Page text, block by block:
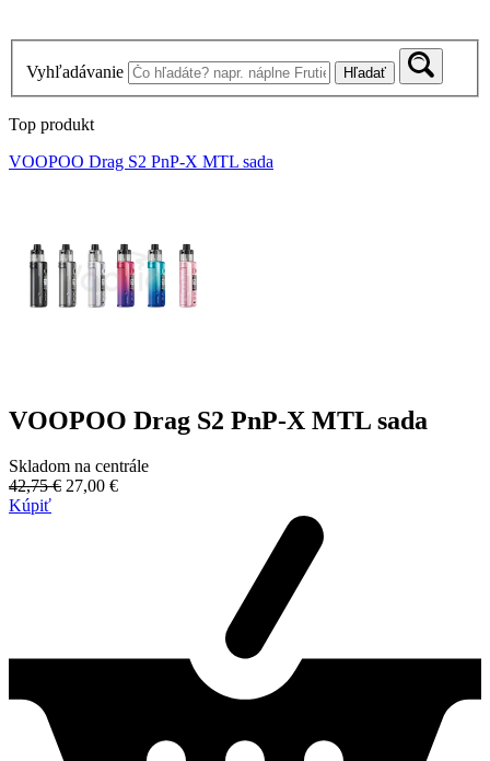
Vyhľadávanie Hľadať
Top produkt
VOOPOO Drag S2 PnP-X MTL sada
VOOPOO Drag S2 PnP-X MTL sada
Skladom na centrále
42,75 € 27,00 €
Kúpiť